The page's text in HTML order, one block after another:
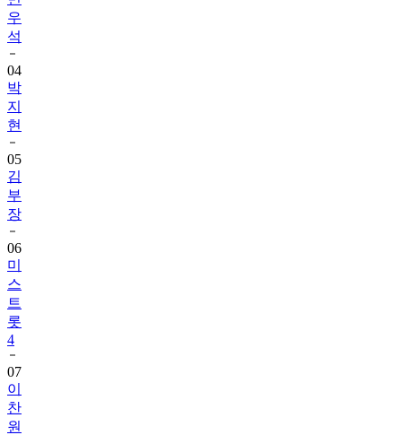
우
석
04
박
지
현
05
김
부
장
06
미
스
트
롯
4
07
이
찬
원